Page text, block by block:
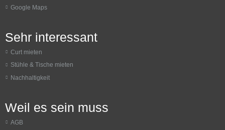
Google Maps
Sehr interessant
Curt mieten
Stühle & Tische mieten
Nachhaltigkeit
Weil es sein muss
AGB